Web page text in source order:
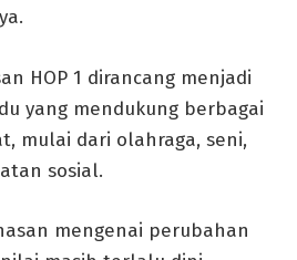
HOP 1 dirancang menjadi
yang mendukung berbagai
mulai dari olahraga, seni,
sosial.
mengenai perubahan